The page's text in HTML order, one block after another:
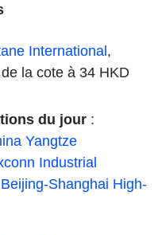
International,
la cote à 34 HKD
du jour :
Yangtze
Industrial
Beijing-Shanghai High-